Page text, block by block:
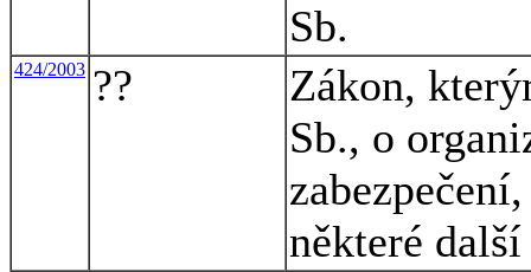
Sb.
424/2003 ??
Zákon,
Sb., o
některé